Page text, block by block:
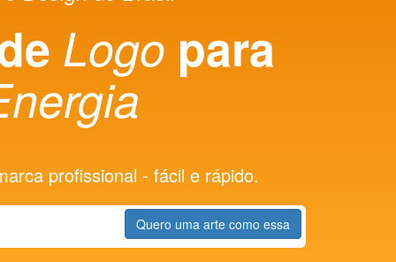
Logo para
profissional - fácil e rápido.
Quero uma arte como essa